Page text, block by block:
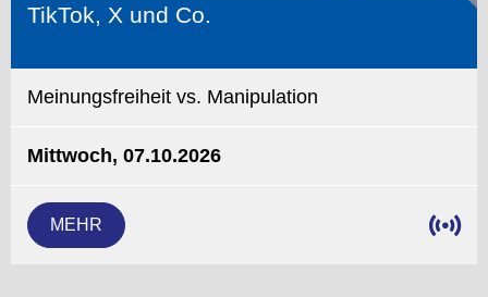
TikTok, X und Co.
Meinungsfreiheit vs. Manipulation
Mittwoch, 07.10.2026
MEHR